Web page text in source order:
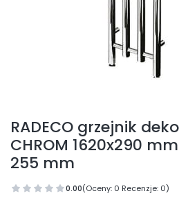
RADECO grzejnik
CHROM 1620x290
255 mm
0.00(Oceny: 0 Recenzje: 0)